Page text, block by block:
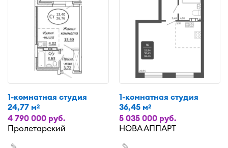
1-комнатная студия
24,77 м2
4 790 000 руб.
Пролетарский
1-комнатная студия
36,45 м2
5 035 000 руб.
НОВА АППАРТ